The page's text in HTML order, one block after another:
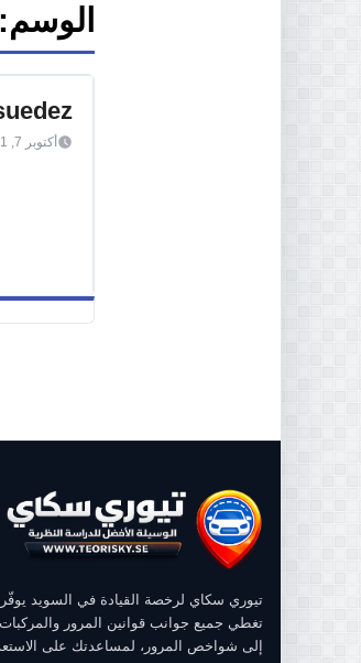
الوسم:
أكتوبر 7, 2021
تيوري سكاي لرخصة القيادة في السويد
تغطي جميع جوانب قوانين المرور
إلى شواخص المرور، لمساعدتك على